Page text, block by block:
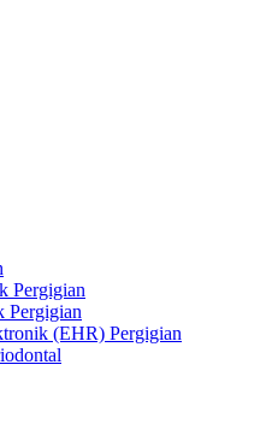
Pergigian
Pergigian
(EHR) Pergigian